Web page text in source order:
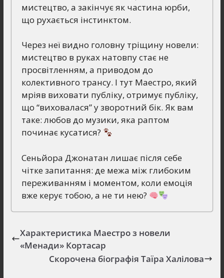
мистецтво, а закінчує як частина юрби,
що рухається інстинктом.
Через неї видно головну тріщину новели:
мистецтво в руках натовпу стає не
просвітленням, а приводом до
колективного трансу. І тут Маестро, який
мріяв виховати публіку, отримує публіку,
що “виховалася” у зворотний бік. Як вам
таке: любов до музики, яка раптом
починає кусатися?
Сеньйора Джонатан лишає після себе
чітке запитання: де межа між глибоким
переживанням і моментом, коли емоція
вже керує тобою, а не ти нею?
Характеристика Маестро з новели
«Менади» Кортасар
Скорочена біографія Таїра Халілова